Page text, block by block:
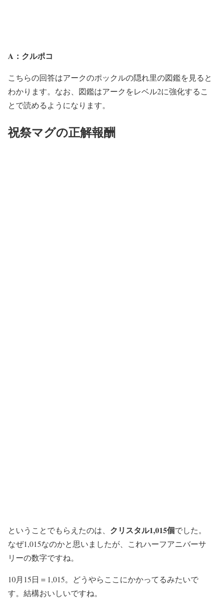
A：クルポコ
こちらの回答はアークのポックルの隠れ里の図鑑を見ると
わかります。なお、図鑑はアークをレベル2に強化するこ
とで読めるようになります。
祝祭マグの正解報酬
ということでもらえたのは、 クリスタル1,015個でした。
なぜ1,015なのかと思いましたが、これハーフアニバーサ
リーの数字ですね。
10月15日＝1,015。どうやらここにかかってるみたいで
す。結構おいしいですね。